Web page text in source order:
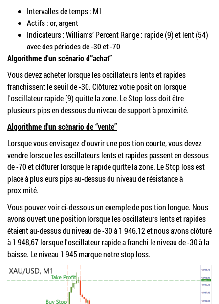
Intervalles de temps : M1
Actifs : or, argent
Indicateurs : Williams’ Percent Range : rapide (9) et lent (54)
avec des périodes de -30 et -70
Algorithme d'un scénario d'“achat”
Vous devez acheter lorsque les oscillateurs lents et rapides
franchissent le seuil de -30. Clôturez votre position lorsque
l'oscillateur rapide (9) quitte la zone. Le Stop loss doit être
plusieurs pips en dessous du niveau de support à proximité.
Algorithme d'un scénario de “vente”
Lorsque vous envisagez d'ouvrir une position courte, vous devez
vendre lorsque les oscillateurs lents et rapides passent en dessous
de -70 et clôturer lorsque le rapide quitte la zone. Le Stop loss est
placé à plusieurs pips au-dessus du niveau de résistance à
proximité.
Vous pouvez voir ci-dessous un exemple de position longue. Nous
avons ouvert une position lorsque les oscillateurs lents et rapides
étaient au-dessus du niveau de -30 à 1 946,12 et nous avons clôturé
à 1 948,67 lorsque l'oscillateur rapide a franchi le niveau de -30 à la
baisse. Le niveau 1 945 marque notre stop loss.